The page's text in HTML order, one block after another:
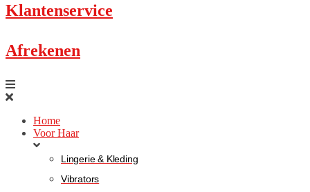
Klantenservice
Afrekenen
Home
Voor Haar
Lingerie & Kleding
Vibrators